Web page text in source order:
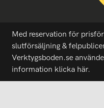
Med reservation för
slutförsäljning &
Verktygsboden.se
information klicka här.